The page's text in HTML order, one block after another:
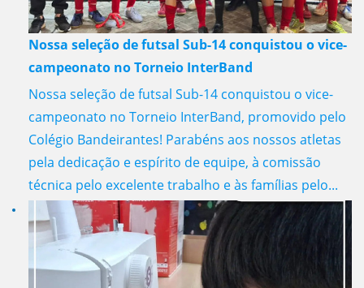
Nossa seleção de futsal Sub-14 conquistou o vice-
campeonato no Torneio InterBand
Nossa seleção de futsal Sub-14 conquistou o vice-
campeonato no Torneio InterBand, promovido pelo
Colégio Bandeirantes! Parabéns aos nossos atletas
pela dedicação e espírito de equipe, à comissão
técnica pelo excelente trabalho e às famílias pelo...